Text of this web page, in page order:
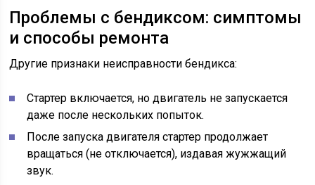
Проблемы с бендиксом: симптомы
и способы ремонта
Другие признаки неисправности бендикса:
Стартер включается, но двигатель не запускается
даже после нескольких попыток.
После запуска двигателя стартер продолжает
вращаться (не отключается), издавая жужжащий
звук.